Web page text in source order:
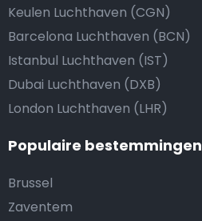
Keulen Luchthaven (CGN)
Barcelona Luchthaven (BCN)
Istanbul Luchthaven (IST)
Dubai Luchthaven (DXB)
London Luchthaven (LHR)
Populaire bestemmingen
Brussel
Zaventem